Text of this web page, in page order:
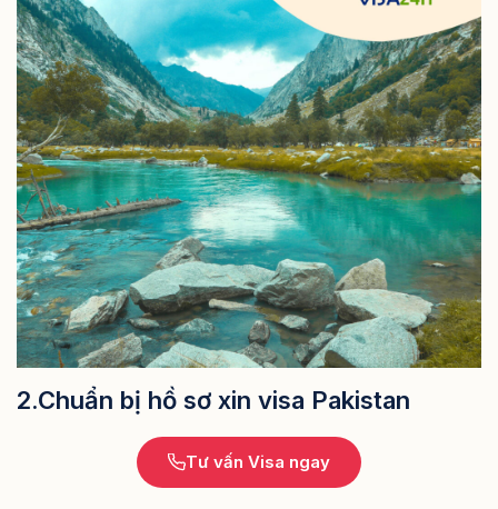
2.Chuẩn bị hồ sơ xin visa Pakistan
Tư vấn Visa ngay